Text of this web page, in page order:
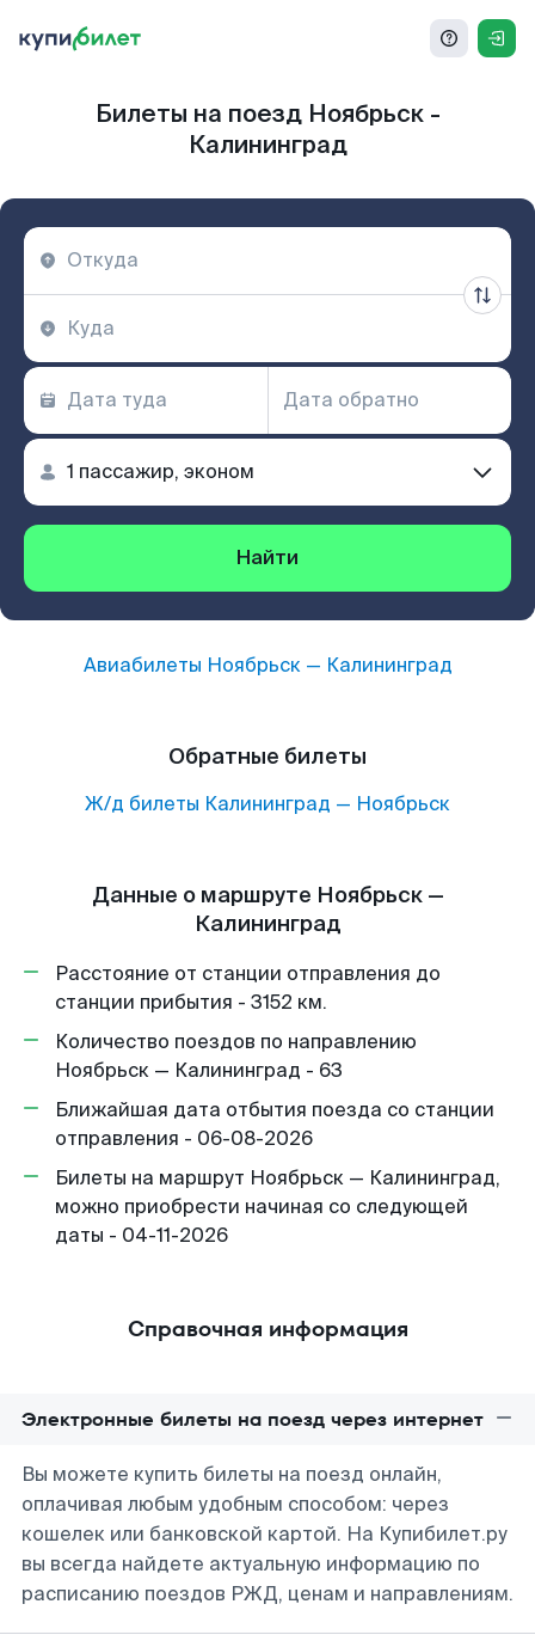
Билеты на поезд Ноябрьск -
Калининград
Найти
Авиабилеты Ноябрьск— Калининград
Обратные билеты
Ж/д билеты Калининград — Ноябрьск
Данные о маршруте Ноябрьск —
Калининград
Расстояние от станции отправления до
станции прибытия - 3152 км.
Количество поездов по направлению
Ноябрьск — Калининград - 63
Ближайшая дата отбытия поезда со станции
отправления - 06-08-2026
Билеты на маршрут Ноябрьск — Калининград,
можно приобрести начиная со следующей
даты - 04-11-2026
Справочная информация
Электронные билеты на поезд через интернет
Вы можете купить билеты на поезд онлайн,
оплачивая любым удобным способом: через
кошелек или банковской картой. На Купибилет.ру
вы всегда найдете актуальную информацию по
расписанию поездов РЖД, ценам и направлениям.